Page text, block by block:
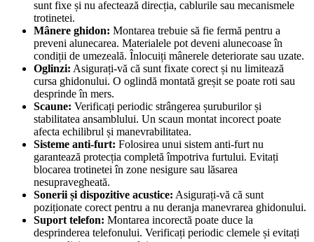
sunt fixe și nu afectează direcția, cablurile sau mecanismele
trotinetei.
Mânere ghidon: Montarea trebuie să fie fermă pentru a
preveni alunecarea. Materialele pot deveni alunecoase în
condiții de umezeală. Înlocuiți mânerele deteriorate sau uzate.
Oglinzi: Asigurați-vă că sunt fixate corect și nu limitează
cursa ghidonului. O oglindă montată greșit se poate roti sau
desprinde în mers.
Scaune: Verificați periodic strângerea șuruburilor și
stabilitatea ansamblului. Un scaun montat incorect poate
afecta echilibrul și manevrabilitatea.
Sisteme anti-furt: Folosirea unui sistem anti-furt nu
garantează protecția completă împotriva furtului. Evitați
blocarea trotinetei în zone nesigure sau lăsarea
nesupravegheată.
Sonerii și dispozitive acustice: Asigurați-vă că sunt
poziționate corect pentru a nu deranja manevrarea ghidonului.
Suport telefon: Montarea incorectă poate duce la
desprinderea telefonului. Verificați periodic clemele și evitați